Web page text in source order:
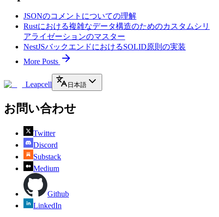
JSONのコメントについての理解
Rustにおける複雑なデータ構造のためのカスタムシリ
アライゼーションのマスター
NestJSバックエンドにおけるSOLID原則の実装
More Posts
Leapcell 日本語
お問い合わせ
Twitter
Discord
Substack
Medium
Github
LinkedIn